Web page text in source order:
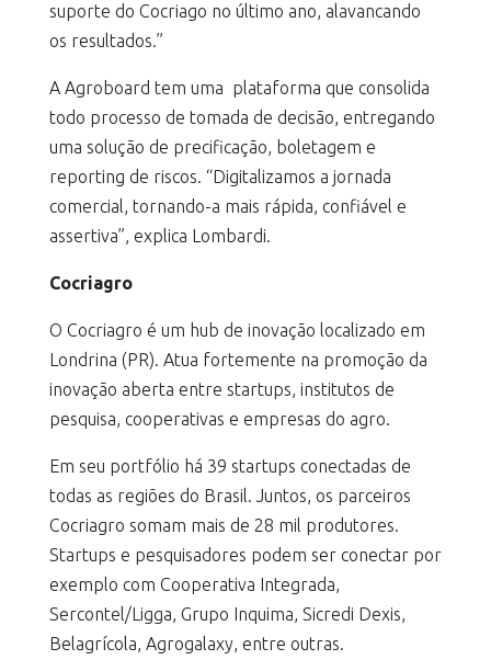
suporte do Cocriago no último ano, alavancando
os resultados.”
A Agroboard tem uma plataforma que consolida
todo processo de tomada de decisão, entregando
uma solução de precificação, boletagem e
reporting de riscos. “Digitalizamos a jornada
comercial, tornando-a mais rápida, confiável e
assertiva”, explica Lombardi.
Cocriagro
O Cocriagro é um hub de inovação localizado em
Londrina (PR). Atua fortemente na promoção da
inovação aberta entre startups, institutos de
pesquisa, cooperativas e empresas do agro.
Em seu portfólio há 39 startups conectadas de
todas as regiões do Brasil. Juntos, os parceiros
Cocriagro somam mais de 28 mil produtores.
Startups e pesquisadores podem ser conectar por
exemplo com Cooperativa Integrada,
Sercontel/Ligga, Grupo Inquima, Sicredi Dexis,
Belagrícola, Agrogalaxy, entre outras.